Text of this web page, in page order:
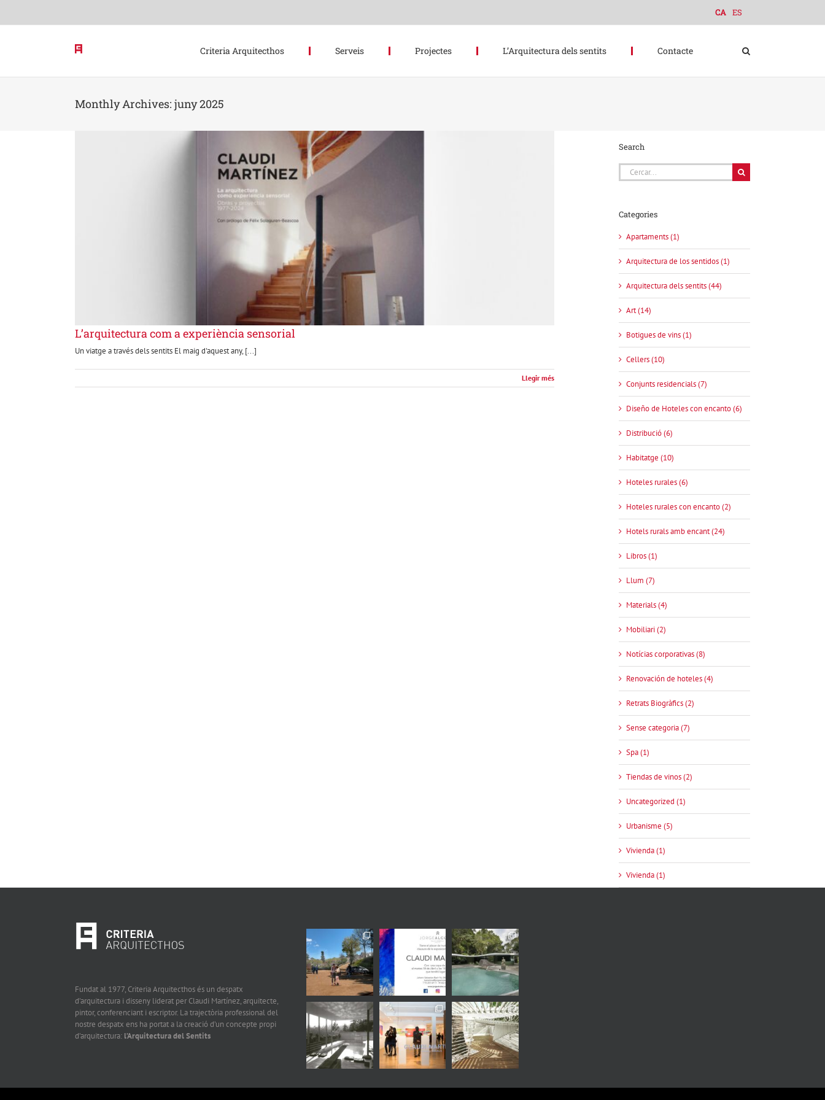
content
CA ES
Criteria Arquitecthos Serveis Projectes L’Arquitectura dels sentits Contacte
Monthly Archives: juny 2025
L’arquitectura com a experiència sensorial
Un viatge a través dels sentits El maig d'aquest any, [...]
Llegir més
Search
Cerca
…
Categories
Apartaments (1)
Arquitectura de los sentidos (1)
Arquitectura dels sentits (44)
Art (14)
Botigues de vins (1)
Cellers (10)
Conjunts residencials (7)
Diseño de Hoteles con encanto (6)
Distribució (6)
Habitatge (10)
Hoteles rurales (6)
Hoteles rurales con encanto (2)
Hotels rurals amb encant (24)
Libros (1)
Llum (7)
Materials (4)
Mobiliari (2)
Notícias corporativas (8)
Renovación de hoteles (4)
Retrats Biogràfics (2)
Sense categoria (7)
Spa (1)
Tiendas de vinos (2)
Uncategorized (1)
Urbanisme (5)
Vivienda (1)
Vivienda (1)
Fundat al 1977, Criteria Arquitecthos és un despatx
d’arquitectura i disseny liderat per Claudi Martínez, arquitecte,
pintor, conferenciant i escriptor. La trajectòria professional del
nostre despatx ens ha portat a la creació d’un concepte propi
d’arquitectura: l’Arquitectura del Sentits